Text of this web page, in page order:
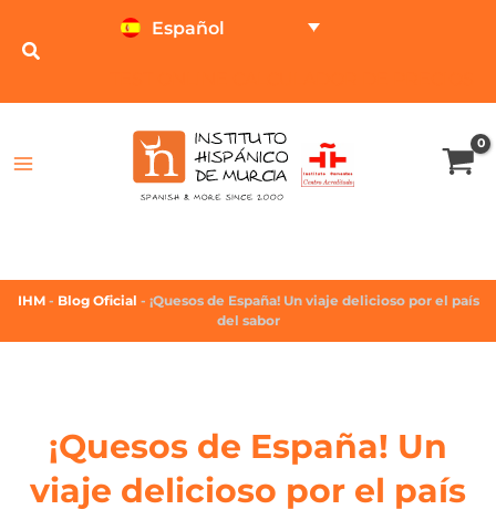
Español
IHM - Blog Oficial - ¡Quesos de España! Un viaje delicioso por el país
del sabor
¡Quesos de España! Un
viaje delicioso por el país